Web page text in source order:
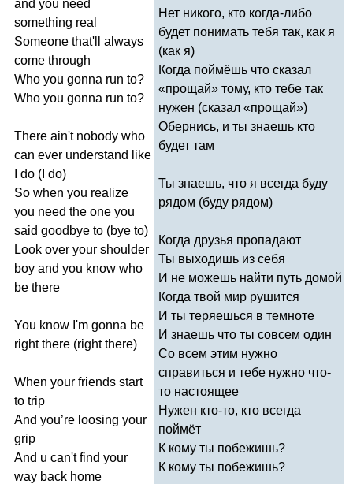
and you need
something real
Someone that'll
always
come through
Who you gonna run to?
Who you gonna run to?
There ain't nobody who
can ever understand
like
do ( do)
So when you realize
you need the one you
said goodbye to (bye to)
Look over your shoulder
boy and you know who
be there
You know I'm gonna be
right there (right there)
When your friends start
to trip
And you’re loosing your
grip
And u can't find your
way back home
Нет никого, кто когда-либо
будет понимать тебя так, как я
(как я)
Когда поймёшь что сказал
«прощай» тому, кто тебе так
нужен (сказал «прощай»)
Обернись, и ты знаешь кто
будет там
Ты знаешь, что я всегда буду
рядом (буду рядом)
Когда друзья пропадают
Ты выходишь из себя
И не можешь найти путь домой
Когда твой мир рушится
И ты теряешься в темноте
И знаешь что ты совсем один
Со всем этим нужно
справиться и тебе нужно что-
то настоящее
Нужен кто-то, кто всегда
поймёт
К кому ты побежишь?
К кому ты побежишь?